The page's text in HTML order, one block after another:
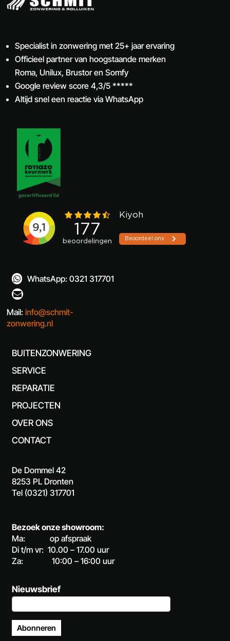
Specialist in zonwering met 25+ jaar ervaring
Officieel partner van hoogstaande merken
Roma, Unilux, Brustor en Somfy
Google review score 4,3/5 *****
Altijd snel een reactie via WhatsApp
 WhatsApp: 0321 317701

Mail:info@schmit-
zonwering.nl
BUITENZONWERING
SERVICE
REPARATIE
PROJECTEN
OVER ONS
CONTACT
De Dommel 42
8253 PL Dronten
Tel (0321) 317701
Bezoek onze showroom:
Ma: op afspraak
Di t/m vr: 10.00 – 17.00 uur
Za: 10:00 – 16:00 uur
Nieuwsbrief
Abonneren